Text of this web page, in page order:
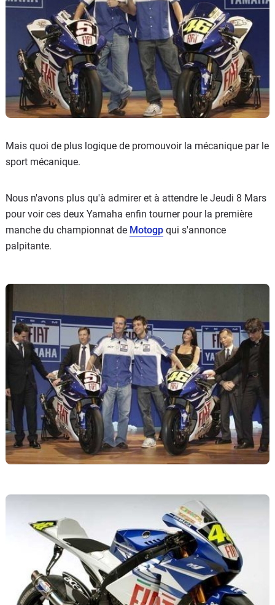
Mais quoi de plus logique de promouvoir la mécanique par le
sport mécanique.
Nous n'avons plus qu'à admirer et à attendre le Jeudi 8 Mars
pour voir ces deux Yamaha enfin tourner pour la première
manche du championnat de Motogp qui s'annonce
palpitante.